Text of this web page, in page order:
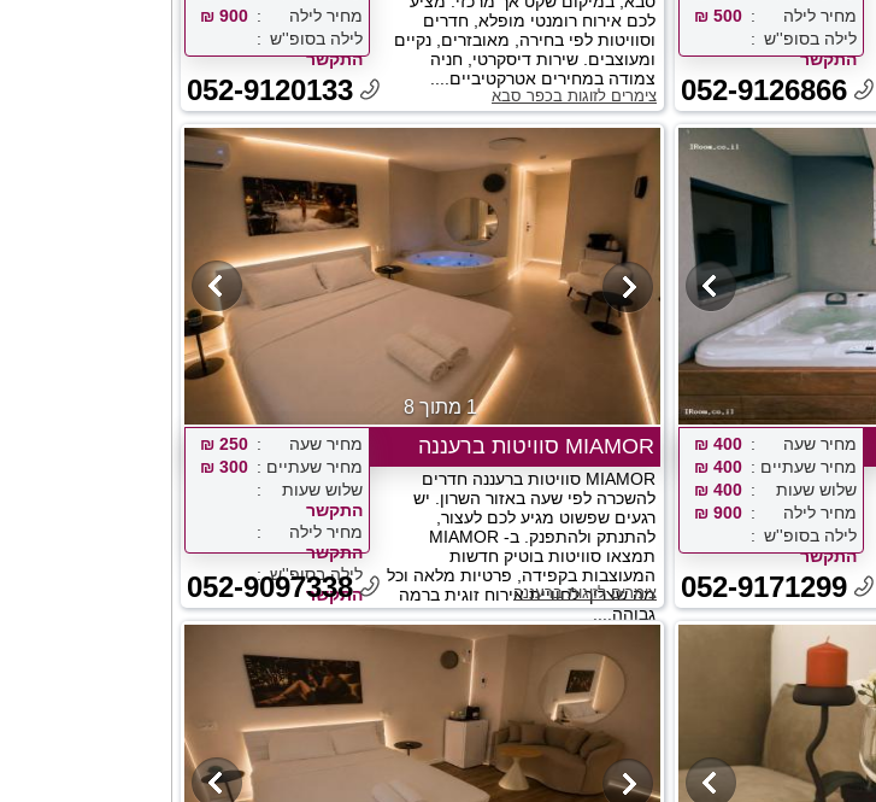
מחיר לילה
500 ₪
לילה בסופ''ש
התקשר
052-9126866
לכם אירוח רומנטי מופלא, חדרים
וסוויטות לפי בחירה, מאובזרים, נקיים
ומעוצבים. שירות דיסקרטי, חניה
צמודה במחירים אטרקטיביים....
צימרים לזוגות בכפר סבא
מחיר לילה
900 ₪
לילה בסופ''ש
התקשר
052-9120133
מחיר שעה
400 ₪
מחיר שעתיים
400 ₪
שלוש שעות
400 ₪
מחיר לילה
900 ₪
לילה בסופ''ש
התקשר
052-9171299
1 מתוך 8
MIAMOR סוויטות ברעננה
MIAMOR סוויטות ברעננה חדרים
להשכרה לפי שעה באזור השרון. יש
רגעים שפשוט מגיע לכם לעצור,
להתנתק ולהתפנק. ב- MIAMOR
תמצאו סוויטות בוטיק חדשות
המעוצבות בקפידה, פרטיות מלאה וכל
מה שצריך לחוויית אירוח זוגית ברמה
גבוהה....
צימרים לזוגות ברעננה
מחיר שעה
250 ₪
מחיר שעתיים
300 ₪
שלוש שעות
התקשר
מחיר לילה
התקשר
לילה בסופ''ש
התקשר
052-9097338